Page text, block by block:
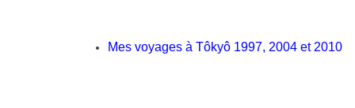
Mes voyages à Tôkyô 1997, 2004 et 2010